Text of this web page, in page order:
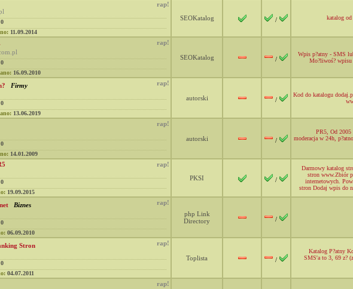
rap!
0
11.09.2014
SEOKatalog / katalog
rap!
0
16.09.2010
SEOKatalog /
Wpis p?atny - SMS
Mo?liwoś? wpisu
Firmy
rap!
0
13.06.2019
autorski /
Kod do katalogu
rap!
0
14.01.2009
autorski /
PR5, Od 2005
moderacja w 24h,
rap!
0
19.09.2015
PKSI /
Darmowy katalog
stron www.Zbiór
internetowych.
stron Dodaj wpis do
Biznes
rap!
0
06.09.2010
php Link
Directory
/
Stron
rap!
0
04.07.2011
Toplista /
Katalog P?atny
SMS'a to 3, 69 z?
rap!